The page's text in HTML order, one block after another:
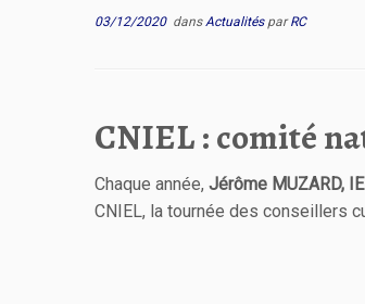
03/12/2020dansActualités parRC
CNIEL : comité
Chaque année, Jérôme MUZARD,
CNIEL, la tournée des conseillers